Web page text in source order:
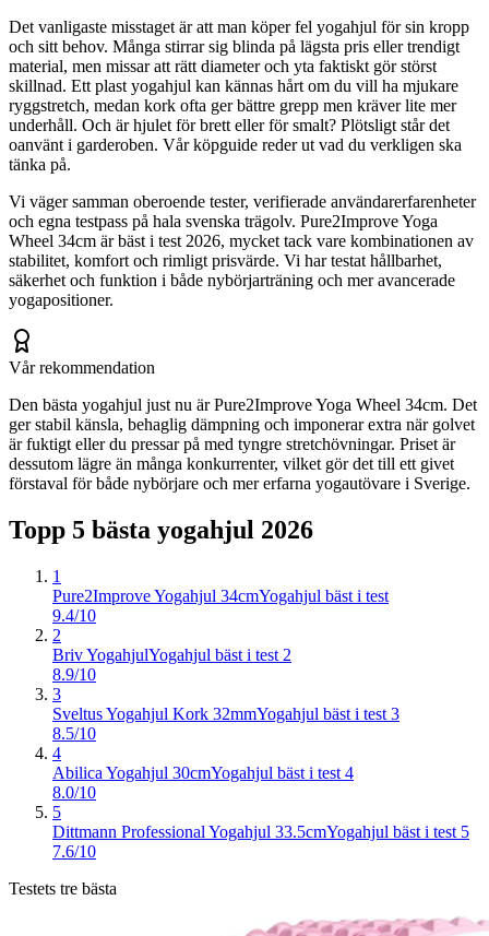
Det vanligaste misstaget är att man köper fel yogahjul för sin kropp
och sitt behov. Många stirrar sig blinda på lägsta pris eller trendigt
material, men missar att rätt diameter och yta faktiskt gör störst
skillnad. Ett plast yogahjul kan kännas hårt om du vill ha mjukare
ryggstretch, medan kork ofta ger bättre grepp men kräver lite mer
underhåll. Och är hjulet för brett eller för smalt? Plötsligt står det
oanvänt i garderoben. Vår köpguide reder ut vad du verkligen ska
tänka på.
Vi väger samman oberoende tester, verifierade användarerfarenheter
och egna testpass på hala svenska trägolv. Pure2Improve Yoga
Wheel 34cm är bäst i test 2026, mycket tack vare kombinationen av
stabilitet, komfort och rimligt prisvärde. Vi har testat hållbarhet,
säkerhet och funktion i både nybörjarträning och mer avancerade
yogapositioner.
Vår rekommendation
Den bästa yogahjul just nu är Pure2Improve Yoga Wheel 34cm. Det
ger stabil känsla, behaglig dämpning och imponerar extra när golvet
är fuktigt eller du pressar på med tyngre stretchövningar. Priset är
dessutom lägre än många konkurrenter, vilket gör det till ett givet
förstaval för både nybörjare och mer erfarna yogautövare i Sverige.
Topp 5 bästa yogahjul 2026
1
Pure2Improve Yogahjul 34cmYogahjul bäst i test
9.4/10
2
Briv YogahjulYogahjul bäst i test 2
8.9/10
3
Sveltus Yogahjul Kork 32mmYogahjul bäst i test 3
8.5/10
4
Abilica Yogahjul 30cmYogahjul bäst i test 4
8.0/10
5
Dittmann Professional Yogahjul 33.5cmYogahjul bäst i test 5
7.6/10
Testets tre bästa